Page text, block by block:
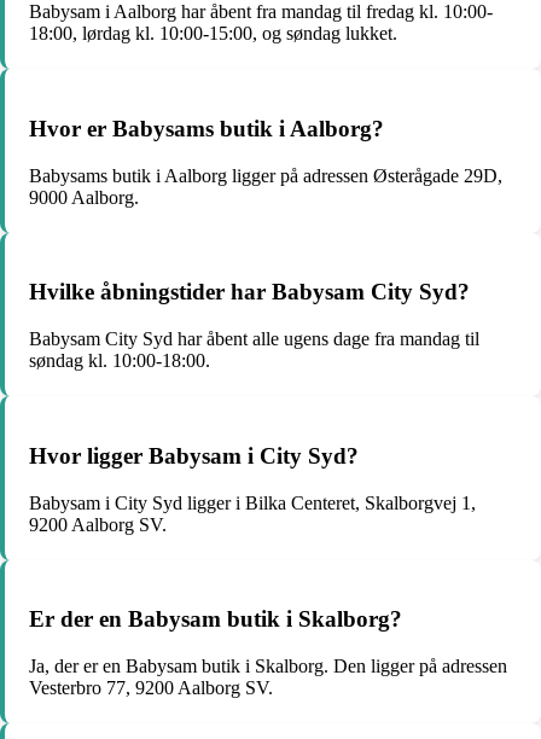
Babysam i Aalborg har åbent fra mandag til fredag kl. 10:00-
18:00, lørdag kl. 10:00-15:00, og søndag lukket.
Hvor er Babysams butik i Aalborg?
Babysams butik i Aalborg ligger på adressen Østerågade 29D,
9000 Aalborg.
Hvilke åbningstider har Babysam City Syd?
Babysam City Syd har åbent alle ugens dage fra mandag til
søndag kl. 10:00-18:00.
Hvor ligger Babysam i City Syd?
Babysam i City Syd ligger i Bilka Centeret, Skalborgvej 1,
9200 Aalborg SV.
Er der en Babysam butik i Skalborg?
Ja, der er en Babysam butik i Skalborg. Den ligger på adressen
Vesterbro 77, 9200 Aalborg SV.